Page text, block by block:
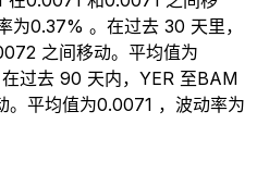
为0.37% 。在过去 30 天里，
之间移动。平均值为
过去 90 天内，YER 至BAM
平均值为0.0071 ，波动率为